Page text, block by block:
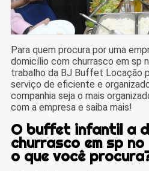
Para quem procura por uma
domicílio com churrasco em sp
trabalho da BJ Buffet Locação
serviço de eficiente e
companhia seja o mais
com a empresa e saiba mais!
O buffet infantil a
churrasco em sp no
o que você